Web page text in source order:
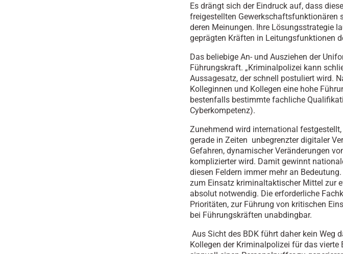
Es drängt sich der Eindruck auf, dass
freigestellten Gewerkschaftsfunktionären
deren Meinungen. Ihre Lösungsstrategie
geprägten Kräften in Leitungsfunktionen
Das beliebige An- und Ausziehen der
Führungskraft. „Kriminalpolizei kann
Aussagesatz, der schnell postuliert wird.
Kolleginnen und Kollegen eine hohe
bestenfalls bestimmte fachliche
Cyberkompetenz).
Zunehmend wird international
gerade in Zeiten unbegrenzter digitaler
Gefahren, dynamischer Veränderungen
komplizierter wird. Damit gewinnt
diesen Feldern immer mehr an
zum Einsatz kriminaltaktischer Mittel zur
absolut notwendig. Die erforderliche
Prioritäten, zur Führung von kritischen
bei Führungskräften unabdingbar.
Aus Sicht des BDK führt daher kein Weg
Kollegen der Kriminalpolizei für das